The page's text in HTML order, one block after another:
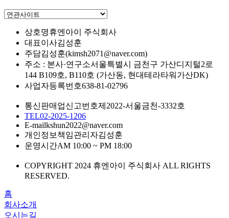
상호명휴엔아이 주식회사
대표이사김성훈
주담김성훈(kimsh2071@naver.com)
주소 : 본사·연구소서울특별시 금천구 가산디지털2로
144 B109호, B110호 (가산동, 현대테라타워가산DK)
사업자등록번호638-81-02796
통신판매업신고번호제2022-서울금천-3332호
TEL02-2025-1206
E-mailkshun2022@naver.com
개인정보책임관리자김성훈
운영시간AM 10:00 ~ PM 18:00
COPYRIGHT 2024 휴엔아이 주식회사 ALL RIGHTS
RESERVED.
홈
회사소개
오시는길